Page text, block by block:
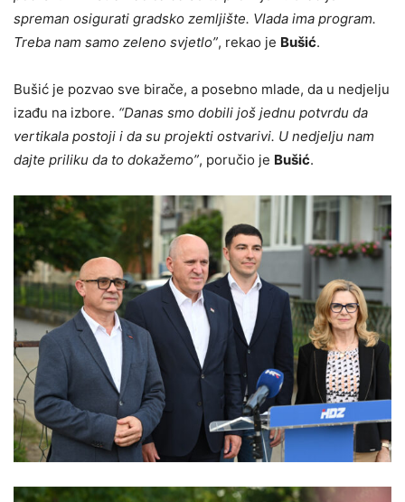
spreman osigurati gradsko zemljište. Vlada ima program.
Treba nam samo zeleno svjetlo”, rekao je Bušić.
Bušić je pozvao sve birače, a posebno mlade, da u nedjelju
izađu na izbore. “Danas smo dobili još jednu potvrdu da
vertikala postoji i da su projekti ostvarivi. U nedjelju nam
dajte priliku da to dokažemo”, poručio je Bušić.